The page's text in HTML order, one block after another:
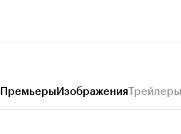
ПремьерыИзображенияТрейлеры